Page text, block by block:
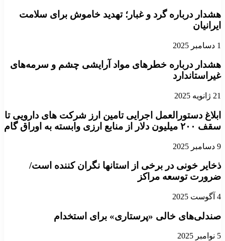
هشدار درباره گرد و غبار؛ تهدید خاموش برای سلامت
ایرانیان
1 دسامبر 2025
هشدار درباره خطرهای مواد آرایشی چشم و سرمه‌های
غیراستاندارد
21 ژانویه 2025
ابلاغ دستورالعمل اجرایی تامین ارز شرکت های دارویی تا
سقف ۲۰۰ میلیون دلار از منابع ارزی وابسته به اوراق گام
9 دسامبر 2025
ذخایر خونی در برخی از استانها نگران کننده است/
ضرورت توسعه مراکز
4 آگوست 2025
صندلی‌های خالی «پرستاری» برای استخدام
5 نوامبر 2025